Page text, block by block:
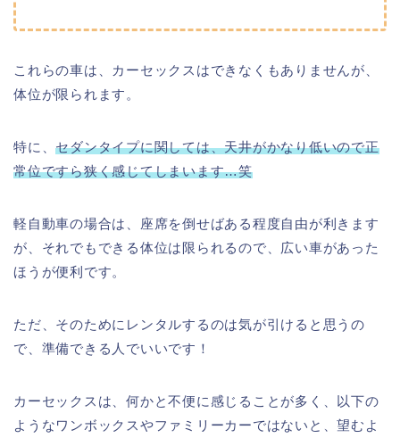
これらの車は、カーセックスはできなくもありませんが、
体位が限られます。
特に、セダンタイプに関しては、天井がかなり低いので正
常位ですら狭く感じてしまいます…笑
軽自動車の場合は、座席を倒せばある程度自由が利きます
が、それでもできる体位は限られるので、広い車があった
ほうが便利です。
ただ、そのためにレンタルするのは気が引けると思うの
で、準備できる人でいいです！
カーセックスは、何かと不便に感じることが多く、以下の
ようなワンボックスやファミリーカーではないと、望むよ